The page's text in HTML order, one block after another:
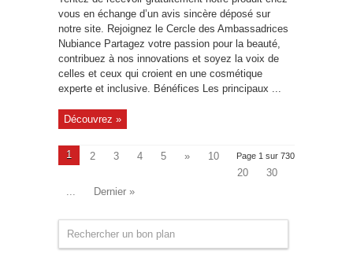
vous en échange d’un avis sincère déposé sur
notre site. Rejoignez le Cercle des Ambassadrices
Nubiance Partagez votre passion pour la beauté,
contribuez à nos innovations et soyez la voix de
celles et ceux qui croient en une cosmétique
experte et inclusive. Bénéfices Les principaux ...
Découvrez »
Page 1 sur 730
1 2 3 4 5 »
10
20
30
...
Dernier »